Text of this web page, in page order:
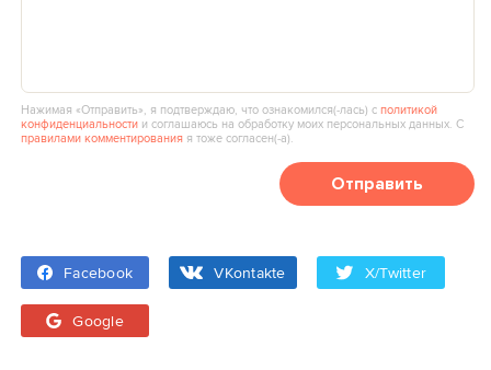
Нажимая «Отправить», я подтверждаю, что ознакомился(‑лась) сполитикой
конфиденциальности и соглашаюсь на обработку моих персональных данных. С
правилами комментирования я тоже согласен(‑а).
Отправить
Facebook VKontakte X/Twitter
Google